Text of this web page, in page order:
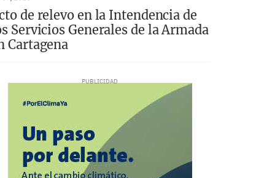
de relevo en la Intendencia de
Servicios Generales de la Armada
Cartagena